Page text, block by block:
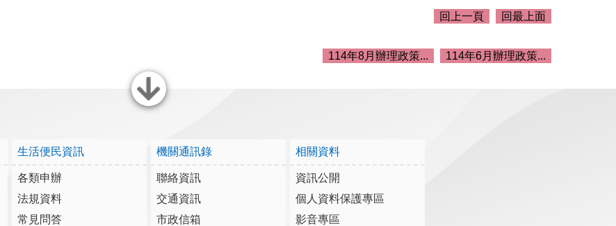
回上一頁 回最上面
114年8月辦理政策... 114年6月辦理政策...
關閉
生活便民資訊
各類申辦
法規資料
常見問答
機關通訊錄
聯絡資訊
交通資訊
市政信箱
相關資料
資訊公開
個人資料保護專區
影音專區